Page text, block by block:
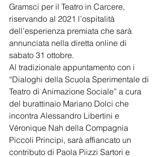
Gramsci per il Teatro in Carcere,
riservando al 2021 l’ospitalità
dell’esperienza premiata che sarà
annunciata nella diretta online di
sabato 31 ottobre.
Al tradizionale appuntamento con i
“Dialoghi della Scuola Sperimentale di
Teatro di Animazione Sociale” a cura
del burattinaio Mariano Dolci che
incontra Alessandro Libertini e
Véronique Nah della Compagnia
Piccoli Principi, sarà affiancato un
contributo di Paola Piizzi Sartori e